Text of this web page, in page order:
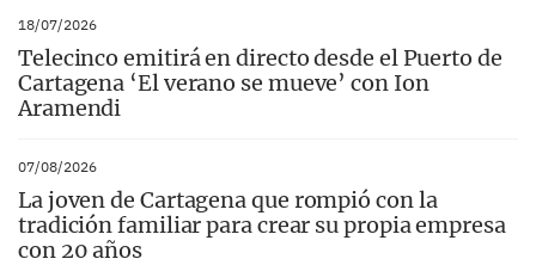
18/07/2026
Telecinco emitirá en directo desde el Puerto de
Cartagena ‘El verano se mueve’ con Ion
Aramendi
07/08/2026
La joven de Cartagena que rompió con la
tradición familiar para crear su propia empresa
con 20 años